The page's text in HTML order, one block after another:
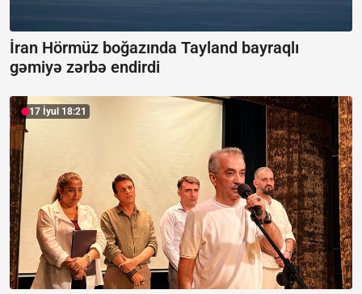
İran Hörmüz boğazında Tayland bayraqlı
gəmiyə zərbə endirdi
17 İyul 18:21